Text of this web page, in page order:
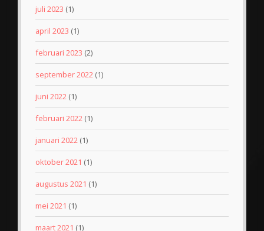
juli 2023 (1)
april 2023 (1)
februari 2023 (2)
september 2022 (1)
juni 2022 (1)
februari 2022 (1)
januari 2022 (1)
oktober 2021 (1)
augustus 2021 (1)
mei 2021 (1)
maart 2021 (1)